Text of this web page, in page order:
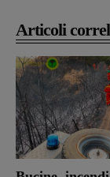
Articoli